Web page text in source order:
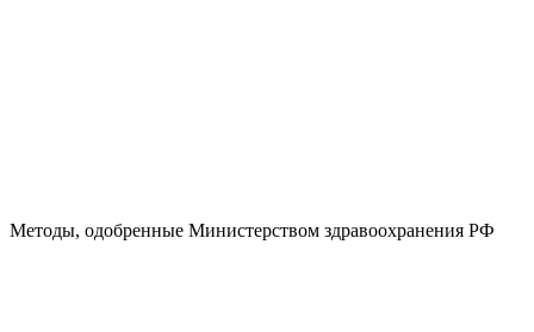
Методы, одобренные Министерством здравоохранения РФ